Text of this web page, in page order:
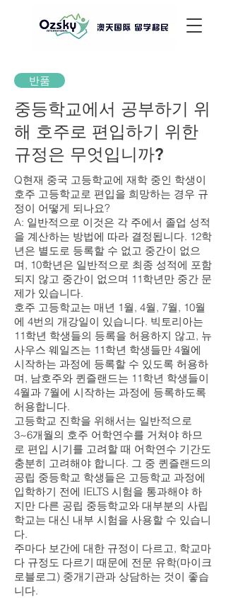
반품
중등학교에서 공부하기 위
해 호주로 편입하기 위한
규정은 무엇입니까?
Q현재 중국 고등학교에 재학 중인 학생이
호주 고등학교로 편입을 희망하는 경우 규
정이 어떻게 되나요?
A: 일반적으로 이것은 각 주에서 졸업 성적
을 계산하는 방법에 따라 결정됩니다. 12학
년은 별도로 등록할 수 없고 중간이 없으
며, 10학년은 일반적으로 최종 성적에 포함
되지 않고 중간이 없으며 11학년만 중간 문
제가 있습니다.
호주 고등학교는 매년 1월, 4월, 7월, 10월
에 4번의 개강일이 있습니다. 빅토리아는
11학년 학생들의 등록을 허용하지 않고, 뉴
사우스 웨일즈는 11학년 학생들만 4월에
시작하는 과정에 등록할 수 있도록 허용하
며, 남호주와 퀸즐랜드는 11학년 학생들이
4월과 7월에 시작하는 과정에 등록하도록
허용합니다.
고등학교 진학을 위해서는 일반적으로
3~6개월의 호주 어학연수를 거쳐야 하므
로 편입 시기를 고려할 때 어학연수 기간도
충분히 고려해야 합니다. 그 중 퀸즐랜드의
공립 중등학교 학생들은 고등학교 과정에
입학하기 전에 IELTS 시험을 통과해야 하
지만 다른 공립 중등학교와 대부분의 사립
학교는 대신 내부 시험을 사용할 수 있습니
다.
주마다 보간에 대한 규정이 다르고, 학교마
다 규정도 다르기 때문에 전문 유학(마이크
로블로그) 중개기관과 상담하는 것이 좋습
니다.